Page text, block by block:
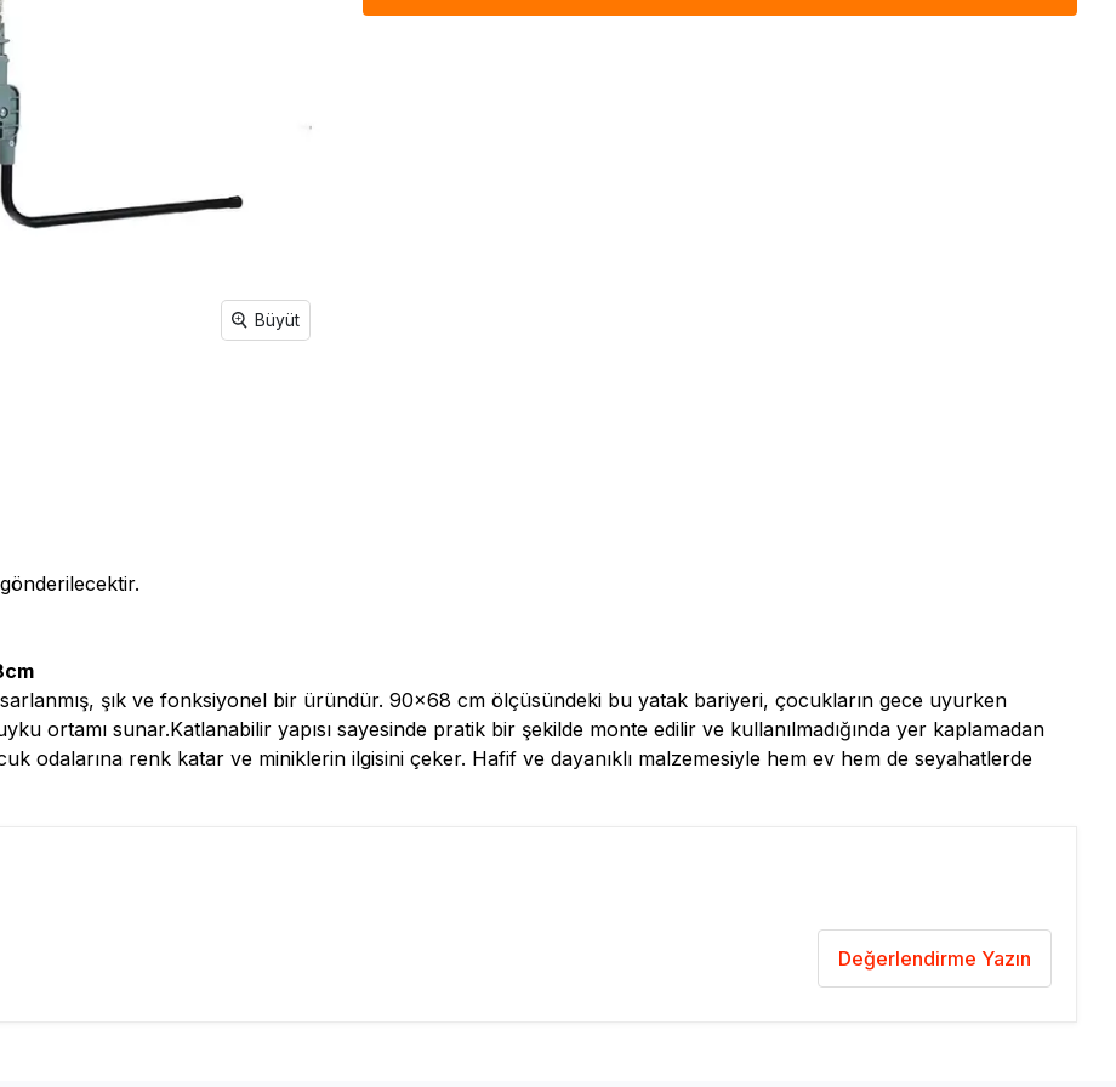
Büyüt
şık ve fonksiyonel bir üründür. 90x68 cm ölçüsündeki bu yatak bariyeri, çocukların gece uyurken
ortamı sunar.Katlanabilir yapısı sayesinde pratik bir şekilde monte edilir ve kullanılmadığında yer kaplamadan
odalarına renk katar ve miniklerin ilgisini çeker. Hafif ve dayanıklı malzemesiyle hem ev hem de seyahatlerde
Değerlendirme Yazın